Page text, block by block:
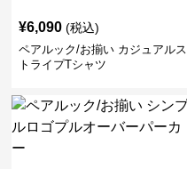
¥6,090 (税込)
ペアルック/お揃い カジュアルス
トライプTシャツ